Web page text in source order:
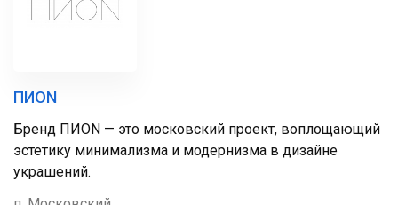
ПИON
Бренд ПИОN — это московский проект, воплощающий
эстетику минимализма и модернизма в дизайне
украшений.